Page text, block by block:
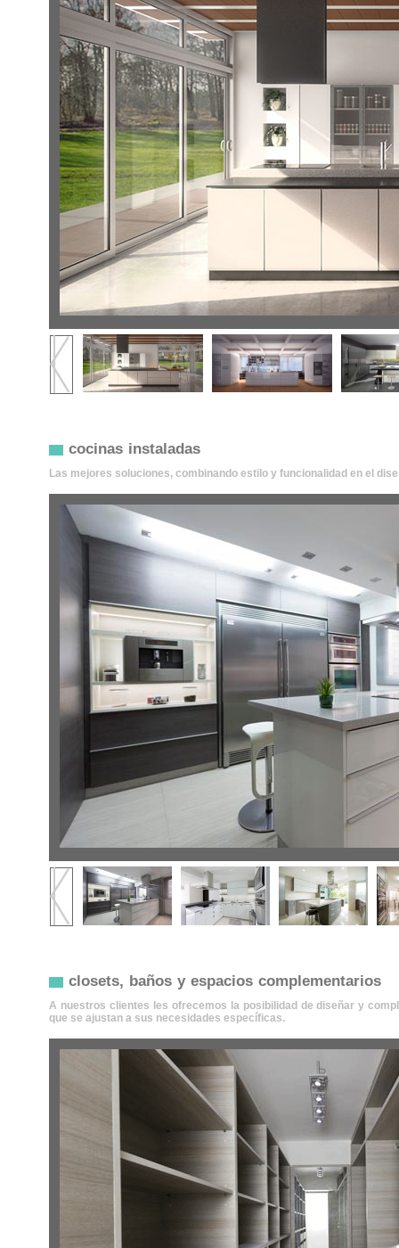
cocinas instaladas
Las mejores soluciones, combinando estilo y funcionalidad en el
closets, baños y espacios complementarios
A nuestros clientes les ofrecemos la posibilidad de diseñar y
que se ajustan a sus necesidades específicas.